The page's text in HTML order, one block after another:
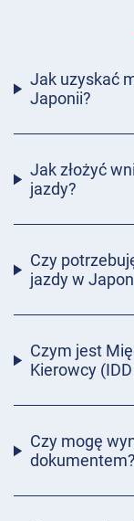
Jak uzyskać
Japonii?
Jak złożyć
jazdy?
Czy
jazdy w
Czym jest
Kierowcy
Czy mogę
dokumentem?